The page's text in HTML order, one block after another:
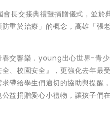
長交接典禮暨捐贈儀式，並於
重於治療」的概念，高雄「張
春交響樂．young出心世界-青
、校園安全』，更強化去年最
帶給學生們適切的協助與提醒
益捐贈愛心小禮物，讓孩子們